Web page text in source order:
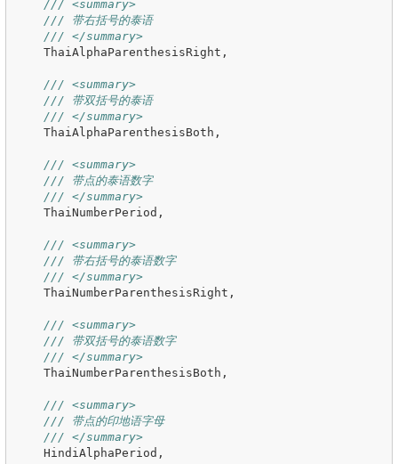
/// <summary>
/// 带右括号的泰语
/// </summary>
ThaiAlphaParenthesisRight ,
/// <summary>
/// 带双括号的泰语
/// </summary>
ThaiAlphaParenthesisBoth ,
/// <summary>
/// 带点的泰语数字
/// </summary>
ThaiNumberPeriod ,
/// <summary>
/// 带右括号的泰语数字
/// </summary>
ThaiNumberParenthesisRight ,
/// <summary>
/// 带双括号的泰语数字
/// </summary>
ThaiNumberParenthesisBoth ,
/// <summary>
/// 带点的印地语字母
/// </summary>
HindiAlphaPeriod ,